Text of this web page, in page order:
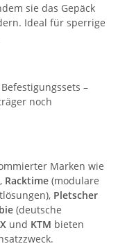
sie das Gepäck
Ideal für sperrige
–
noch
Marken wie
Racktime (modulare
Pletscher
(deutsche
und KTM bieten